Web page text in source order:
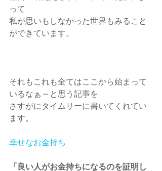
って
私が思いもしなかった世界もみること
ができています。
それもこれも全てはここから始まって
いるなぁ～と思う記事を
さすがにタイムリーに書いてくれてい
ます。
幸せなお金持ち
「良い人がお金持ちになるのを証明し